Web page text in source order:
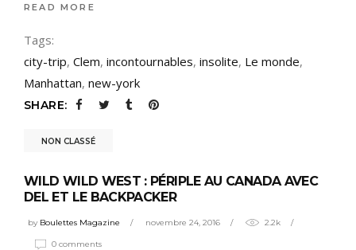
READ MORE
Tags:
city-trip, Clem, incontournables, insolite, Le monde,
Manhattan, new-york
SHARE:
NON CLASSÉ
WILD WILD WEST : PÉRIPLE AU CANADA AVEC
DEL ET LE BACKPACKER
by Boulettes Magazine novembre 24, 2016 2.2k
0 comments